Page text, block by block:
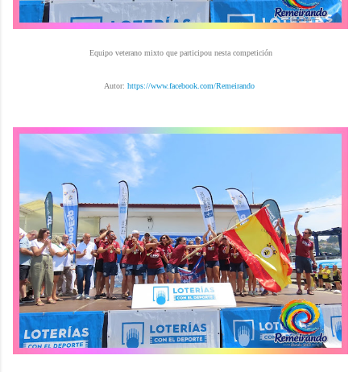
Equipo veterano mixto que participou nesta competición
Autor: https://www.facebook.com/Remeirando